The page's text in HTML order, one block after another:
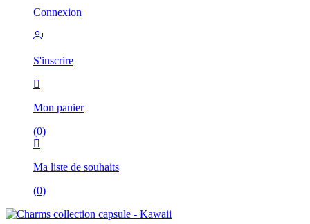
Connexion
S'inscrire
Mon panier
(0)
Ma liste de souhaits
(0)